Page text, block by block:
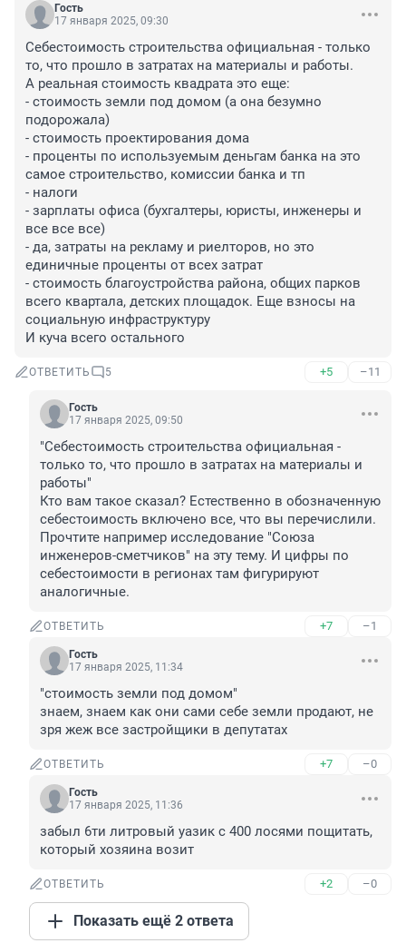
Гость
17 января 2025, 09:30
Себестоимость строительства официальная - только
то, что прошло в затратах на материалы и работы.
А реальная стоимость квадрата это еще:
- стоимость земли под домом (а она безумно
подорожала)
- стоимость проектирования дома
- проценты по используемым деньгам банка на это
самое строительство, комиссии банка и тп
- налоги
- зарплаты офиса (бухгалтеры, юристы, инженеры и
все все все)
- да, затраты на рекламу и риелторов, но это
единичные проценты от всех затрат
- стоимость благоустройства района, общих парков
всего квартала, детских площадок. Еще взносы на
социальную инфраструктуру
И куча всего остального
ОТВЕТИТЬ 5 +5 –11
Гость
17 января 2025, 09:50
"Себестоимость строительства официальная -
только то, что прошло в затратах на материалы и
работы"
Кто вам такое сказал? Естественно в обозначенную
себестоимость включено все, что вы перечислили.
Прочтите например исследование "Союза
инженеров-сметчиков" на эту тему. И цифры по
себестоимости в регионах там фигурируют
аналогичные.
ОТВЕТИТЬ +7 –1
Гость
17 января 2025, 11:34
"стоимость земли под домом"
знаем, знаем как они сами себе земли продают, не
зря жеж все застройщики в депутатах
ОТВЕТИТЬ +7 –0
Гость
17 января 2025, 11:36
забыл 6ти литровый уазик с 400 лосями пощитать,
который хозяина возит
ОТВЕТИТЬ +2 –0
Показать ещё 2 ответа